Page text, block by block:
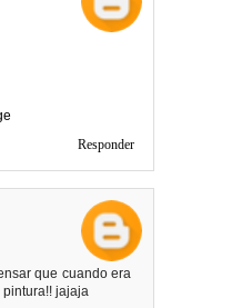
Responder
que cuando era
jajaja